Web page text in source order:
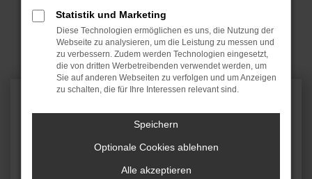
Wunsch gerne direkt bei uns durchführen lassen. Wir
arbeiten in diesem Bereich mit externen und unabhängigen
Prüfbetrieben zusammen und sorgen dafür, dass Sie ohne
lange Wartezeiten einen Termin erhalten. Sicher ist sicher.
ETERMIN
Vereinbaren Sie noch heute einen Termin in unserer
Statistik und Marketing
Diese Technologien ermöglichen es uns, die Nutzung der
Webseite zu analysieren, um die Leistung zu messen und
zu verbessern. Zudem werden Technologien eingesetzt,
die von dritten Werbetreibenden verwendet werden, um
Sie auf anderen Webseiten zu verfolgen und um Anzeigen
zu schalten, die für Ihre Interessen relevant sind.
Speichern
Optionale Cookies ablehnen
Alle akzeptieren